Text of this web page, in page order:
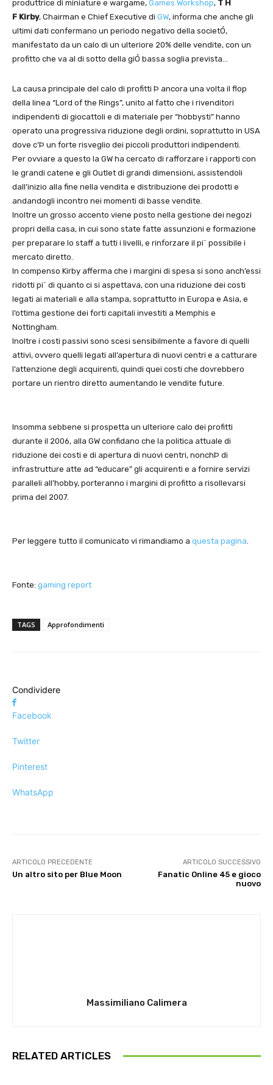
produttrice di miniature e wargame, Games Workshop, T H
F Kirby, Chairman e Chief Executive di GW, informa che anche gli
ultimi dati confermano un periodo negativo della societÓ,
manifestato da un calo di un ulteriore 20% delle vendite, con un
profitto che va al di sotto della giÓ bassa soglia prevista…
La causa principale del calo di profitti Þ ancora una volta il flop
della linea “Lord of the Rings”, unito al fatto che i rivenditori
indipendenti di giocattoli e di materiale per “hobbysti” hanno
operato una progressiva riduzione degli ordini, soprattutto in USA
dove c’Þ un forte risveglio dei piccoli produttori indipendenti.
Per ovviare a questo la GW ha cercato di rafforzare i rapporti con
le grandi catene e gli Outlet di grandi dimensioni, assistendoli
dall’inizio alla fine nella vendita e distribuzione dei prodotti e
andandogli incontro nei momenti di basse vendite.
Inoltre un grosso accento viene posto nella gestione dei negozi
propri della casa, in cui sono state fatte assunzioni e formazione
per preparare lo staff a tutti i livelli, e rinforzare il pi¨ possibile i
mercato diretto.
In compenso Kirby afferma che i margini di spesa si sono anch’essi
ridotti pi¨ di quanto ci si aspettava, con una riduzione dei costi
legati ai materiali e alla stampa, soprattutto in Europa e Asia, e
l’ottima gestione dei forti capitali investiti a Memphis e
Nottingham.
Inoltre i costi passivi sono scesi sensibilmente a favore di quelli
attivi, ovvero quelli legati all’apertura di nuovi centri e a catturare
l’attenzione degli acquirenti, quindi quei costi che dovrebbero
portare un rientro diretto aumentando le vendite future.
Insomma sebbene si prospetta un ulteriore calo dei profitti
durante il 2006, alla GW confidano che la politica attuale di
riduzione dei costi e di apertura di nuovi centri, nonchÞ di
infrastrutture atte ad “educare” gli acquirenti e a fornire servizi
paralleli all’hobby, porteranno i margini di profitto a risollevarsi
prima del 2007.
Per leggere tutto il comunicato vi rimandiamo a questa pagina.
Fonte: gaming report
TAGS Approfondimenti
Condividere
Facebook
Twitter
Pinterest
WhatsApp
ARTICOLO PRECEDENTE
Un altro sito per Blue Moon
ARTICOLO SUCCESSIVO
Fanatic Online 45 e gioco
nuovo
Massimiliano Calimera
RELATED ARTICLES